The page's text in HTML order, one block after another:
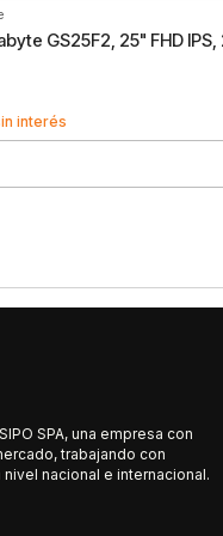
GS25F2, 25" FHD IPS,
interés
SPA, una empresa con
trabajando con
nacional e internacional.